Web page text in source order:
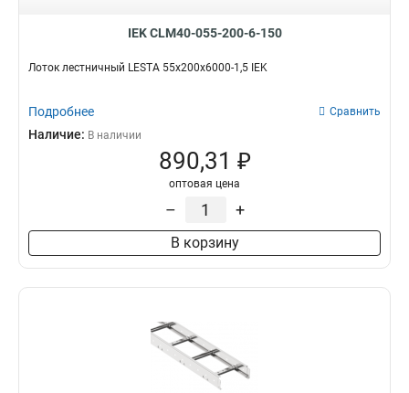
IEK CLM40-055-200-6-150
Лоток лестничный LESTA 55х200х6000-1,5 IEK
Подробнее Сравнить
Наличие: В наличии
890,31 ₽
оптовая цена
– +
В корзину